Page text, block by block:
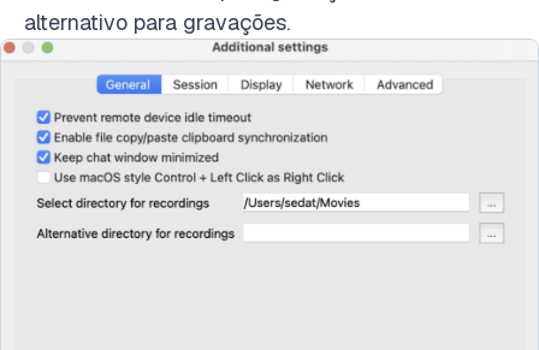
alternativo para gravações.